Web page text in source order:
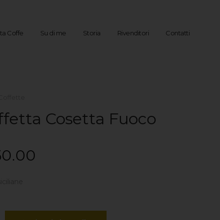
Coffe Su di me Storia Rivenditori Contatti
Cosetta Fuoco